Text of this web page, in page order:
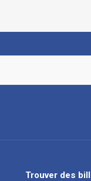
Trouver des